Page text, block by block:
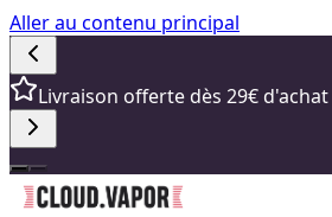
Aller au contenu principal
Livraison offerte dès 29€ d'achat